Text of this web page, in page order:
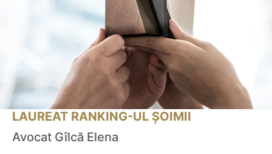
LAUREAT RANKING-UL ȘOIMII
Avocat Gîlcă Elena